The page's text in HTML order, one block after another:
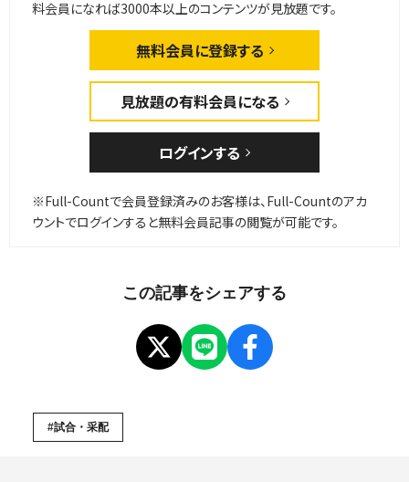
この記事をシェアする
#試合・采配